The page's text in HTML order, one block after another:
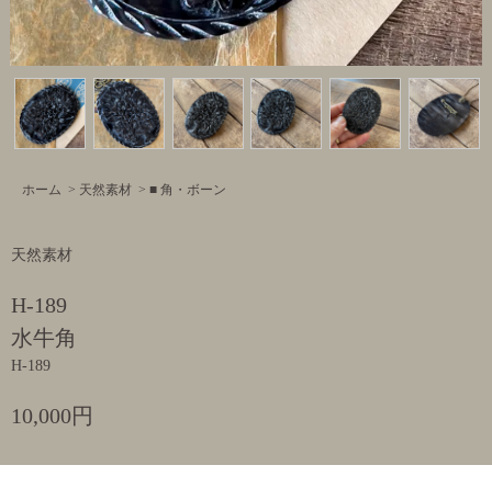
ホーム > 天然素材 > ■ 角・ボーン
天然素材
H-189
水牛角
H-189
10,000円